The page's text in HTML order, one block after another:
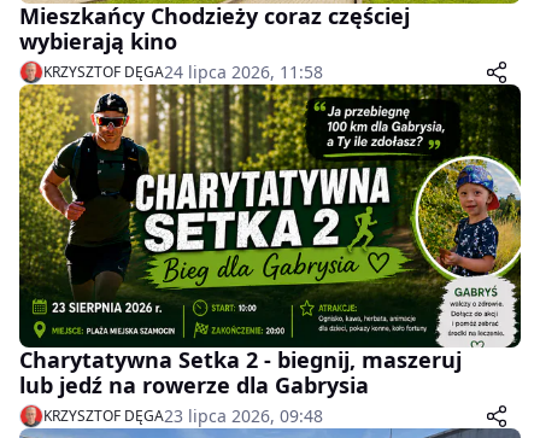
Mieszkańcy Chodzieży coraz częściej
wybierają kino
KRZYSZTOF DĘGA24 lipca 2026, 11:58
Charytatywna Setka 2 - biegnij, maszeruj
lub jedź na rowerze dla Gabrysia
KRZYSZTOF DĘGA23 lipca 2026, 09:48